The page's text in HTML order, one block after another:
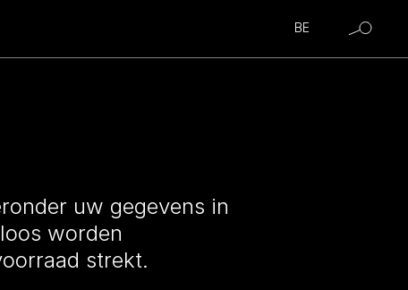
BE
uw gegevens in
worden
strekt.